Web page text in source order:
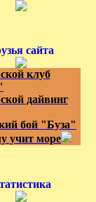
сайта
клуб
дайвинг
бой "Буза"
учит море